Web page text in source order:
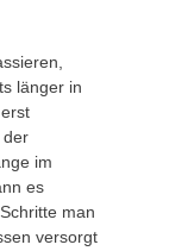
länger in
der
im
es
man
versorgt